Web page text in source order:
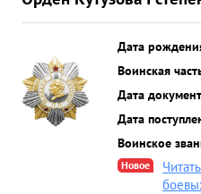
Дата
Воинская
Дата
Дата
Воинское
Новое